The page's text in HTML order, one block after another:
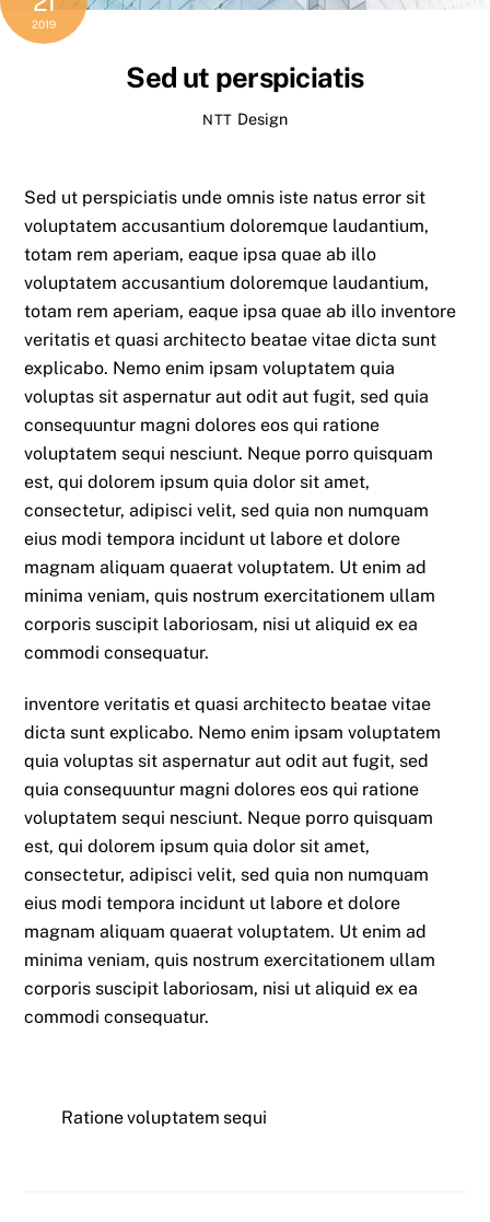
2019
Sed ut perspiciatis
NTT Design
Sed ut perspiciatis unde omnis iste natus error sit
voluptatem accusantium doloremque laudantium,
totam rem aperiam, eaque ipsa quae ab illo
voluptatem accusantium doloremque laudantium,
totam rem aperiam, eaque ipsa quae ab illo inventore
veritatis et quasi architecto beatae vitae dicta sunt
explicabo. Nemo enim ipsam voluptatem quia
voluptas sit aspernatur aut odit aut fugit, sed quia
consequuntur magni dolores eos qui ratione
voluptatem sequi nesciunt. Neque porro quisquam
est, qui dolorem ipsum quia dolor sit amet,
consectetur, adipisci velit, sed quia non numquam
eius modi tempora incidunt ut labore et dolore
magnam aliquam quaerat voluptatem. Ut enim ad
minima veniam, quis nostrum exercitationem ullam
corporis suscipit laboriosam, nisi ut aliquid ex ea
commodi consequatur.
inventore veritatis et quasi architecto beatae vitae
dicta sunt explicabo. Nemo enim ipsam voluptatem
quia voluptas sit aspernatur aut odit aut fugit, sed
quia consequuntur magni dolores eos qui ratione
voluptatem sequi nesciunt. Neque porro quisquam
est, qui dolorem ipsum quia dolor sit amet,
consectetur, adipisci velit, sed quia non numquam
eius modi tempora incidunt ut labore et dolore
magnam aliquam quaerat voluptatem. Ut enim ad
minima veniam, quis nostrum exercitationem ullam
corporis suscipit laboriosam, nisi ut aliquid ex ea
commodi consequatur.
Ratione voluptatem sequi